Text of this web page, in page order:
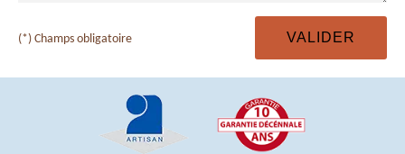
(*) Champs obligatoire